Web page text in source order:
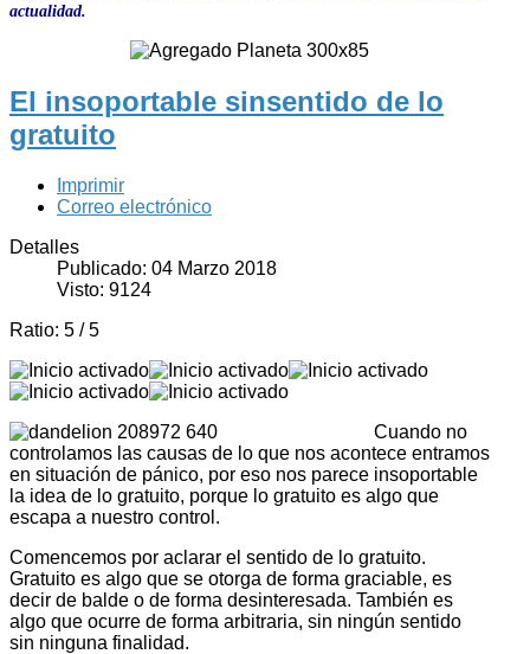
actualidad.
El insoportable sinsentido de lo
gratuito
Imprimir
Correo electrónico
Detalles
Publicado: 04 Marzo 2018
Visto: 9124
Ratio: 5 /5
Cuando no
controlamos las causas de lo que nos acontece entramos
en situación de pánico, por eso nos parece insoportable
la idea de lo gratuito, porque lo gratuito es algo que
escapa a nuestro control.
Comencemos por aclarar el sentido de lo gratuito.
Gratuito es algo que se otorga de forma graciable, es
decir de balde o de forma desinteresada. También es
algo que ocurre de forma arbitraria, sin ningún sentido
sin ninguna finalidad.